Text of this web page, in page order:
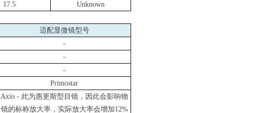
17.5 Unknown
适配显微镜型号
-
-
-
Primostar
Axio - 此为惠更斯型目镜，因此会影响物
镜的标称放大率，实际放大率会增加12%